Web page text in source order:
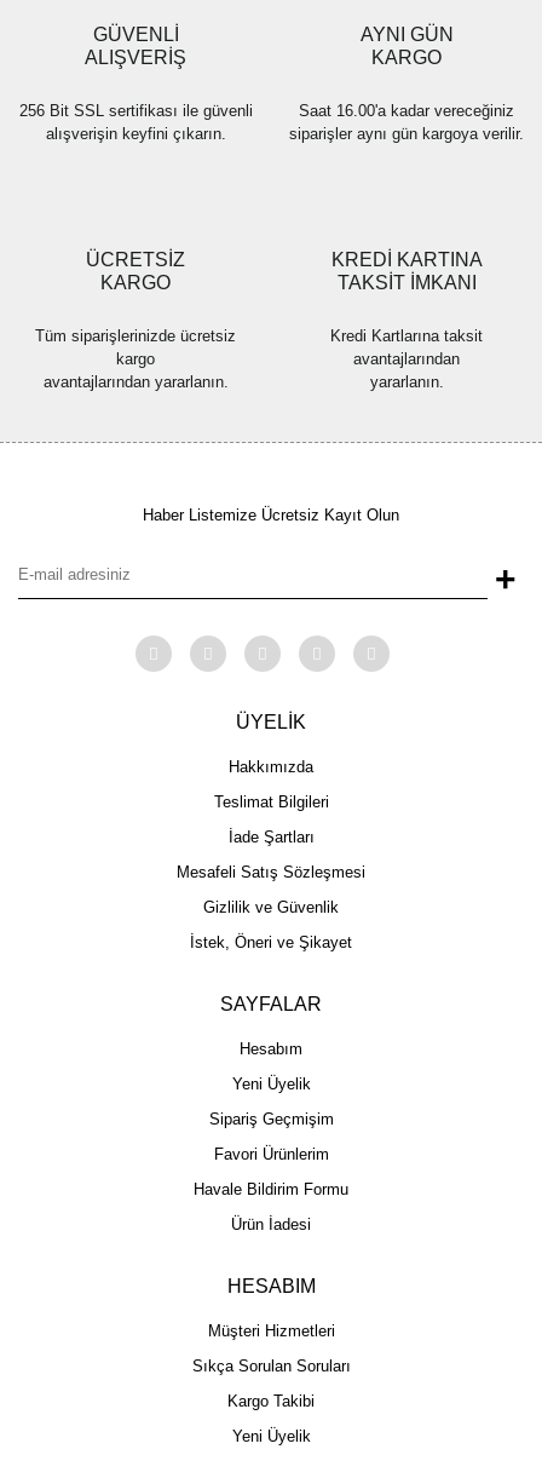
Ürün fiyatı diğer sitelerden daha pahalı.
Bu ürüne benzer farklı alternatifler olmalı.
GÜVENLİ
ALIŞVERİŞ
256 Bit SSL sertifikası ile güvenli
alışverişin keyfini çıkarın.
AYNI GÜN
KARGO
Saat 16.00'a kadar vereceğiniz
siparişler aynı gün kargoya verilir.
ÜCRETSİZ
KARGO
Tüm siparişlerinizde ücretsiz
kargo
avantajlarından yararlanın.
KREDİ KARTINA
TAKSİT İMKANI
Kredi Kartlarına taksit
avantajlarından
yararlanın.
Haber Listemize Ücretsiz Kayıt Olun
+
ÜYELİK
Hakkımızda
Teslimat Bilgileri
İade Şartları
Mesafeli Satış Sözleşmesi
Gizlilik ve Güvenlik
İstek, Öneri ve Şikayet
SAYFALAR
Hesabım
Yeni Üyelik
Sipariş Geçmişim
Favori Ürünlerim
Havale Bildirim Formu
Ürün İadesi
HESABIM
Müşteri Hizmetleri
Sıkça Sorulan Soruları
Kargo Takibi
Yeni Üyelik